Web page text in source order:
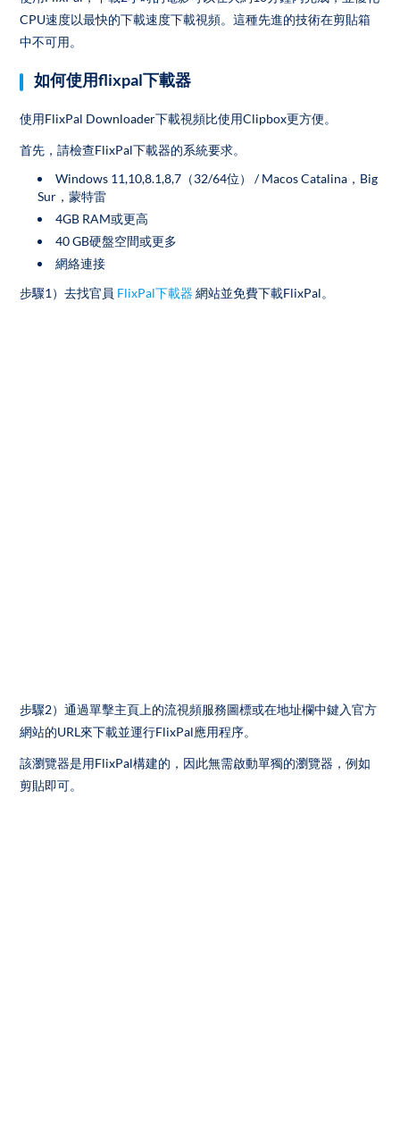
CPU速度以最快的下載速度下載視頻。這種先進的技術在剪貼箱
中不可用。
如何使用flixpal下載器
使用FlixPal Downloader下載視頻比使用Clipbox更方便。
首先，請檢查FlixPal下載器的系統要求。
Windows 11,10,8.1,8,7（32/64位） / Macos Catalina，Big
Sur，蒙特雷
4GB RAM或更高
40 GB硬盤空間或更多
網絡連接
步驟1）去找官員 FlixPal下載器網站並免費下載FlixPal。
步驟2）通過單擊主頁上的流視頻服務圖標或在地址欄中鍵入官方
網站的URL來下載並運行FlixPal應用程序。
該瀏覽器是用FlixPal構建的，因此無需啟動單獨的瀏覽器，例如
剪貼即可。